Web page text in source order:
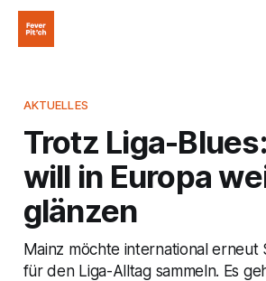
AKTUELLES
Trotz Liga-
will in Europa
glänzen
Mainz möchte international
für den Liga-Alltag sammeln. Es